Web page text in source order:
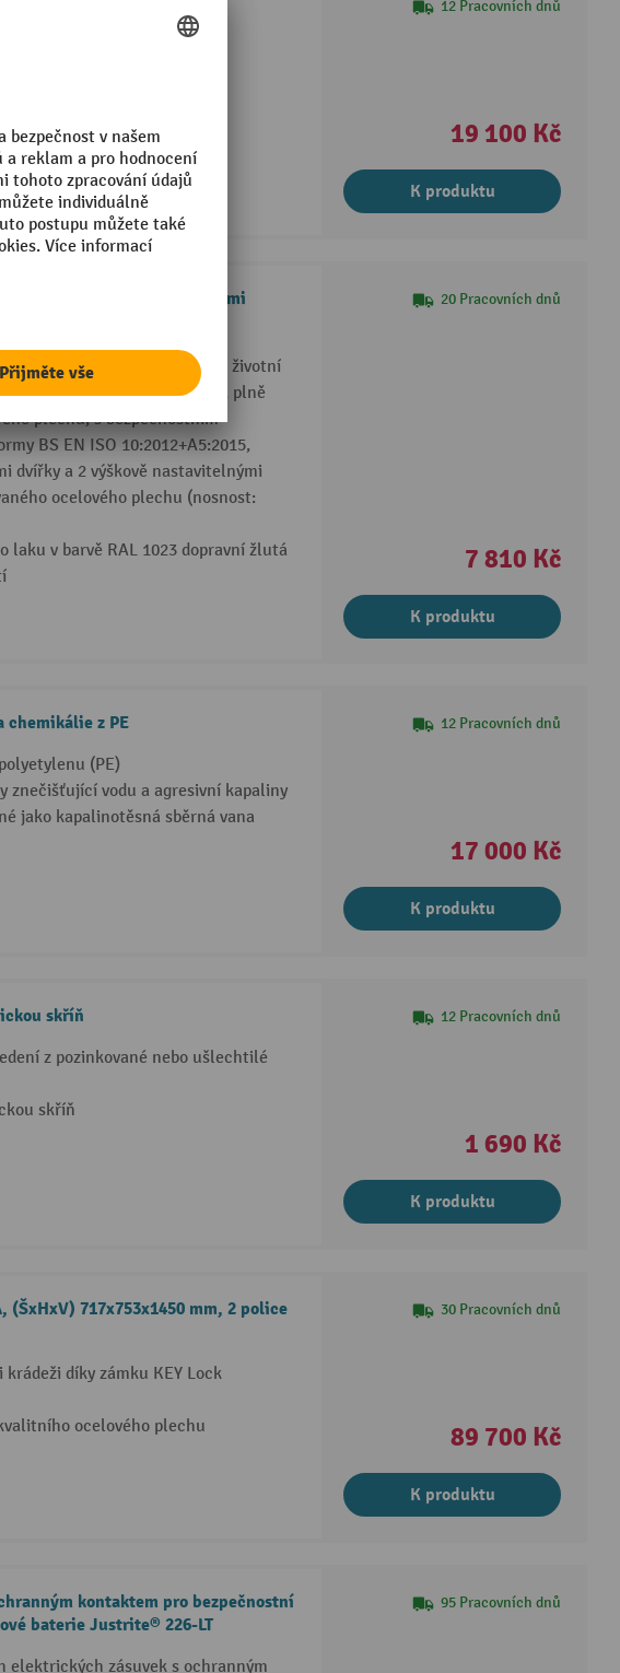
sběrná vana
12 Pracovních dnů
19 100 Kč
K produktu
verso s odkapávacími miskami
ochranu zdraví, bezpečnost, životní
vyrobeno ze stabilního, plně
plechu, s bezpečnostním
BS EN ISO 10:2012+A5:2015,
dvířky a 2 výškově nastavitelnými
ocelového plechu (nosnost:
laku v barvě RAL 1023 dopravní žlutá
20 Pracovních dnů
7 810 Kč
K produktu
chemikálie z PE
(PE)
znečišťující vodu a agresivní kapaliny
jako kapalinotěsná sběrná vana
12 Pracovních dnů
17 000 Kč
K produktu
skříň
z pozinkované nebo ušlechtilé
skříň
12 Pracovních dnů
1 690 Kč
K produktu
(ŠxHxV) 717x753x1450 mm, 2 police
díky zámku KEY Lock
ocelového plechu
30 Pracovních dnů
89 700 Kč
K produktu
kontaktem pro bezpečnostní
baterie Justrite® 226-LT
elektrických zásuvek s ochranným
95 Pracovních dnů